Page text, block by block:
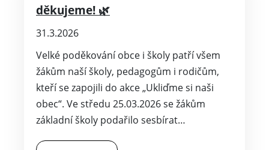
děkujeme! 🌿
31.3.2026
Velké poděkování obce i školy patří všem
žákům naší školy, pedagogům i rodičům,
kteří se zapojili do akce „Ukliďme si naši
obec“. Ve středu 25.03.2026 se žákům
základní školy podařilo sesbírat…